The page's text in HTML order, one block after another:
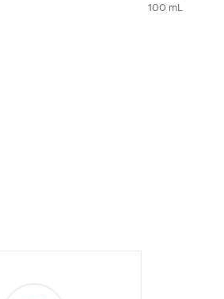
100 mL